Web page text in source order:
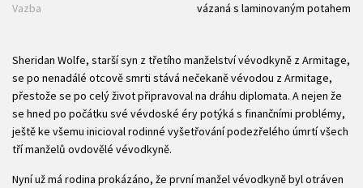
Vazba
vázaná s laminovaným potahem
Sheridan Wolfe, starší syn z třetího manželství vévodkyně z Armitage,
se po nenadálé otcově smrti stává nečekaně vévodou z Armitage,
přestože se po celý život připravoval na dráhu diplomata. A nejen že
se hned po počátku své vévdoské éry potýká s finančními problémy,
ještě ke všemu inicioval rodinné vyšetřování podezřelého úmrtí všech
tří manželů ovdovělé vévodkyně.
Nyní už má rodina prokázáno, že první manžel vévodkyně byl otráven